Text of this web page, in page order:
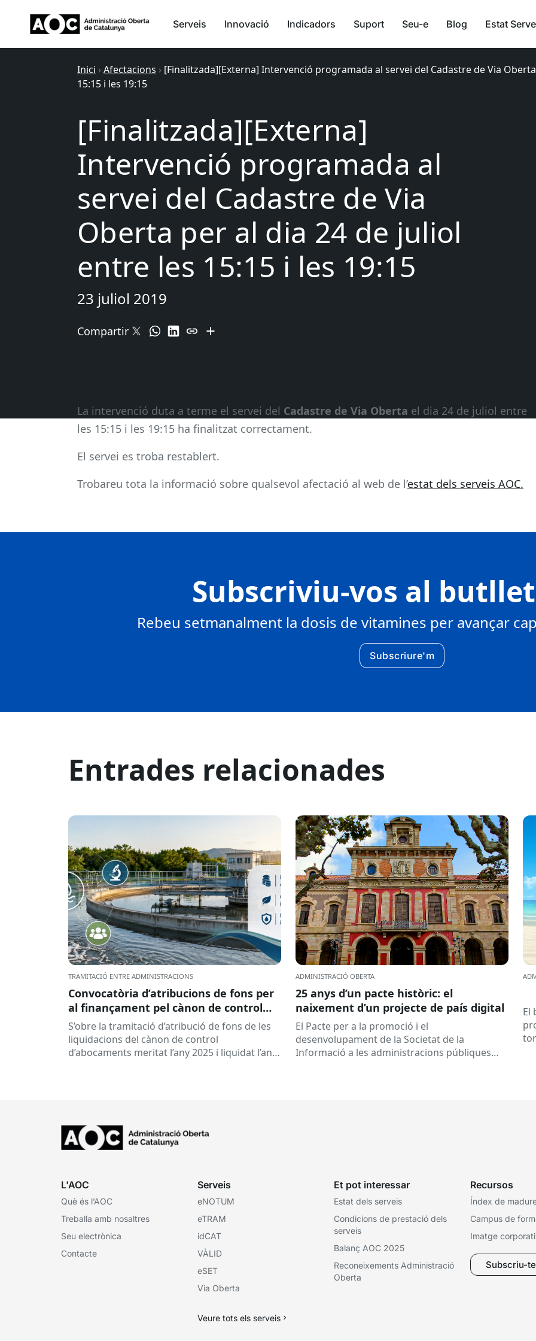
Serveis Innovació Indicadors Suport Seu-e Blog Estat
Inici › Afectacions › [Finalitzada][Externa] Intervenció programada al servei del Cadastre de Via
15:15 i les 19:15
[Finalitzada][Externa]
Intervenció programada al
servei del Cadastre de Via
Oberta per al dia 24 de juliol
entre les 15:15 i les 19:15
23 juliol 2019
Compartir
La intervenció duta a terme el servei del Cadastre de Via Oberta el dia 24 de juliol entre
les 15:15 i les 19:15 ha finalitzat correctament.
El servei es troba restablert.
Trobareu tota la informació sobre qualsevol afectació al web de l’estat dels serveis AOC.
Subscriviu-vos al
Rebeu setmanalment la dosis de vitamines per avançar
Subscriure'm
Entrades relacionades
TRAMITACIÓ ENTRE ADMINISTRACIONS
Convocatòria d’atribucions de fons per
al finançament pel cànon de control
d’abocaments meritat l’any 2025 i
liquidat l’any 2026
S’obre la tramitació d’atribució de fons de les
liquidacions del cànon de control
d’abocaments meritat l’any 2025 i liquidat l’any
ADMINISTRACIÓ OBERTA
25 anys d’un pacte històric: el
naixement d’un projecte de país digital
El Pacte per a la promoció i el
desenvolupament de la Societat de la
Informació a les administracions públiques
El
L'AOC
Què és l’AOC
Treballa amb nosaltres
Seu electrònica
Contacte
Serveis
eNOTUM
eTRAM
idCAT
VÀLID
eSET
Via Oberta
Veure tots els serveis
Et pot interessar
Estat dels serveis
Condicions de prestació dels
serveis
Balanç AOC 2025
Reconeixements Administració
Oberta
Recursos
Índex de
Campus de
Imatge
Subscriu-